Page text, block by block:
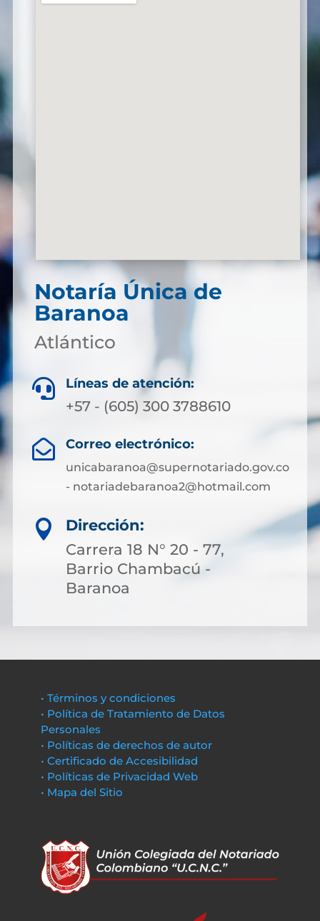
Notaría Única de
Baranoa
Atlántico
 Líneas de atención:
+57 - (605) 300 3788610
 Correo electrónico:
unicabaranoa@supernotariado.gov.co
- notariadebaranoa2@hotmail.com

Dirección:
Carrera 18 N° 20 - 77,
Barrio Chambacú -
Baranoa
• Términos y condiciones
• Política de Tratamiento de Datos
Personales
• Políticas de derechos de autor
• Certificado de Accesibilidad
• Políticas de Privacidad Web
• Mapa del Sitio